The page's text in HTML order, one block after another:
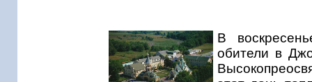
В
обители в